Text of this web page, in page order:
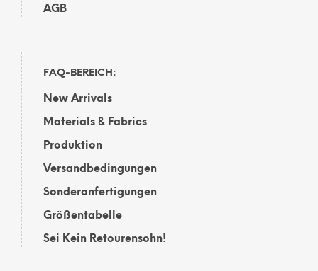
AGB
FAQ-BEREICH:
New Arrivals
Materials & Fabrics
Produktion
Versandbedingungen
Sonderanfertigungen
Größentabelle
Sei Kein Retourensohn!